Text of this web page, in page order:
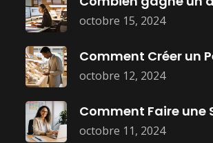
octobre 15, 2024
octobre 12, 2024
octobre 11, 2024